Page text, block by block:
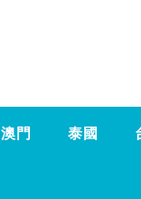
澳門 泰國